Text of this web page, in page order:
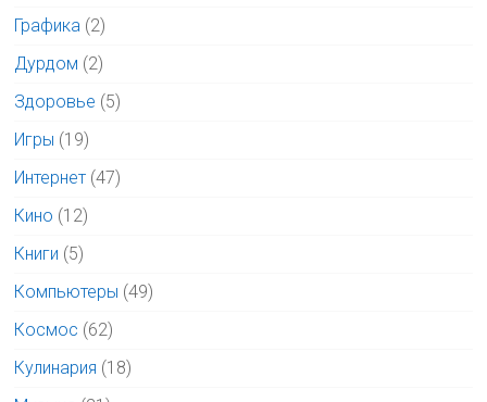
Графика (2)
Дурдом (2)
Здоровье (5)
Игры (19)
Интернет (47)
Кино (12)
Книги (5)
Компьютеры (49)
Космос (62)
Кулинария (18)